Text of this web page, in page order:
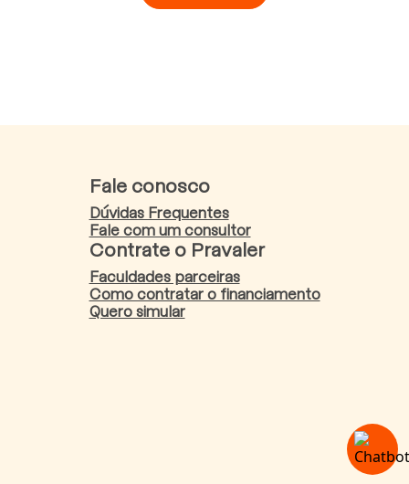
Fale conosco
Dúvidas Frequentes
Fale com um consultor
Contrate o Pravaler
Faculdades parceiras
Como contratar o financiamento
Quero simular